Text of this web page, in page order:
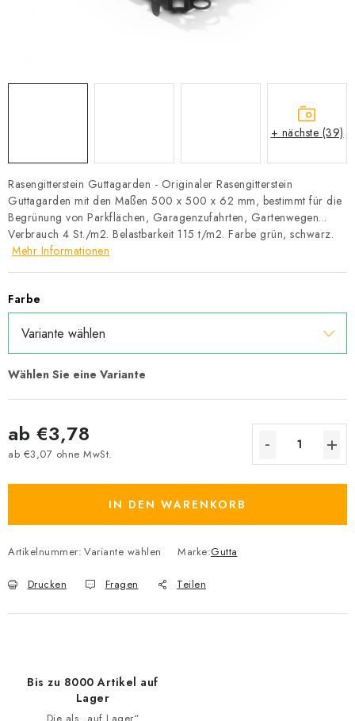
Allgemeinen Geschäftsbedingungen
Rasengitterstein Guttagarden - Originaler Rasengitterstein
Guttagarden mit den Maßen 500 x 500 x 62 mm, bestimmt für die
Begrünung von Parkflächen, Garagenzufahrten, Gartenwegen...
Verbrauch 4 St./m2. Belastbarkeit 115 t/m2. Farbe grün, schwarz.
Mehr Informationen
Farbe
ab €3,78
ab €3,07 ohne MwSt.
IN DEN WARENKORB
Artikelnummer: Variante wählen Marke:Gutta
Drucken Fragen Teilen
+ nächste (39)
Bis zu 8000 Artikel auf
Lager